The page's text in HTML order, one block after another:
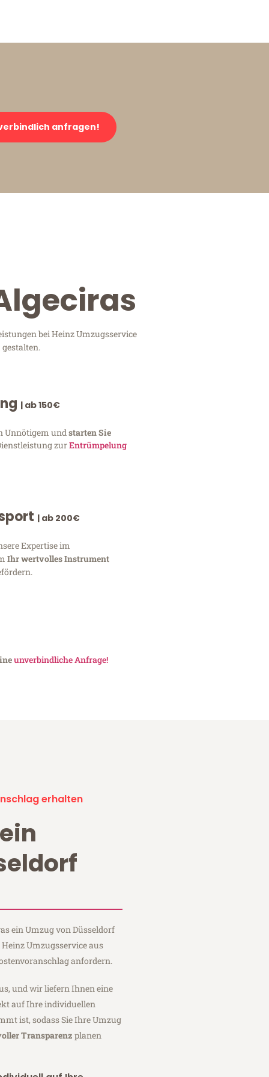
anfragen!
bei Heinz Umzugsservice
| ab 150€
Unnötigem undstarten Sie
zurEntrümpelung
| ab 200€
Expertise im
Ihr wertvolles Instrument
unverbindliche Anfrage!
erhalten
ein Umzug von Düsseldorf
Umzugsservice aus
anfordern.
und wir liefern Ihnen eine
auf Ihre individuellen
ist, sodass Sie Ihre Umzug
Transparenz planen